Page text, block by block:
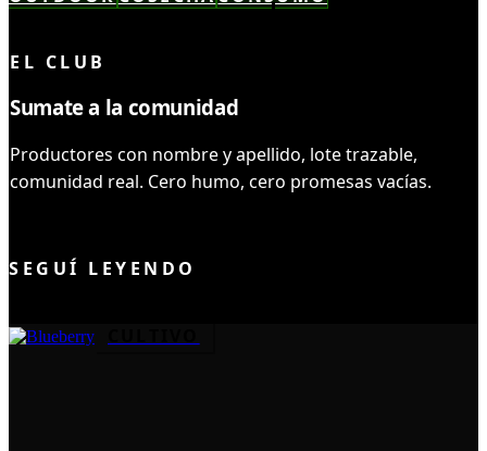
EL CLUB
Sumate a la comunidad
Productores con nombre y apellido, lote trazable,
comunidad real. Cero humo, cero promesas vacías.
SEGUÍ LEYENDO